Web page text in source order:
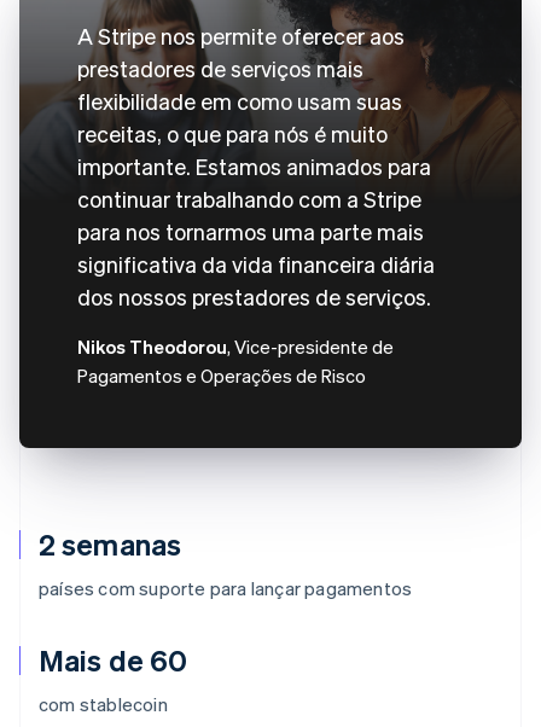
2 semanas
países com suporte para lançar pagamentos
Mais de 60
com stablecoin
A Stripe nos permite oferecer aos
prestadores de serviços mais
flexibilidade em como usam suas
receitas, o que para nós é muito
importante. Estamos animados para
continuar trabalhando com a Stripe
para nos tornarmos uma parte mais
significativa da vida financeira diária
dos nossos prestadores de serviços.
Nikos Theodorou, Vice-presidente de
Pagamentos e Operações de Risco